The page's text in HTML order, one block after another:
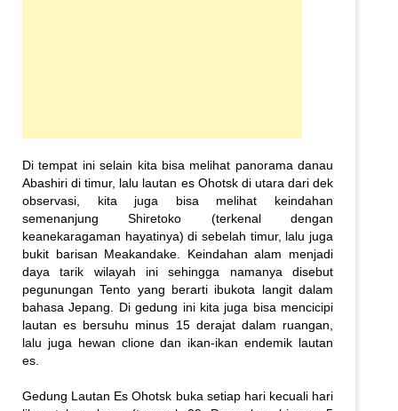
Di tempat ini selain kita bisa melihat panorama danau
Abashiri di timur, lalu lautan es Ohotsk di utara dari dek
observasi, kita juga bisa melihat keindahan
semenanjung Shiretoko (terkenal dengan
keanekaragaman hayatinya) di sebelah timur, lalu juga
bukit barisan Meakandake. Keindahan alam menjadi
daya tarik wilayah ini sehingga namanya disebut
pegunungan Tento yang berarti ibukota langit dalam
bahasa Jepang. Di gedung ini kita juga bisa mencicipi
lautan es bersuhu minus 15 derajat dalam ruangan,
lalu juga hewan clione dan ikan-ikan endemik lautan
es.
Gedung Lautan Es Ohotsk buka setiap hari kecuali hari